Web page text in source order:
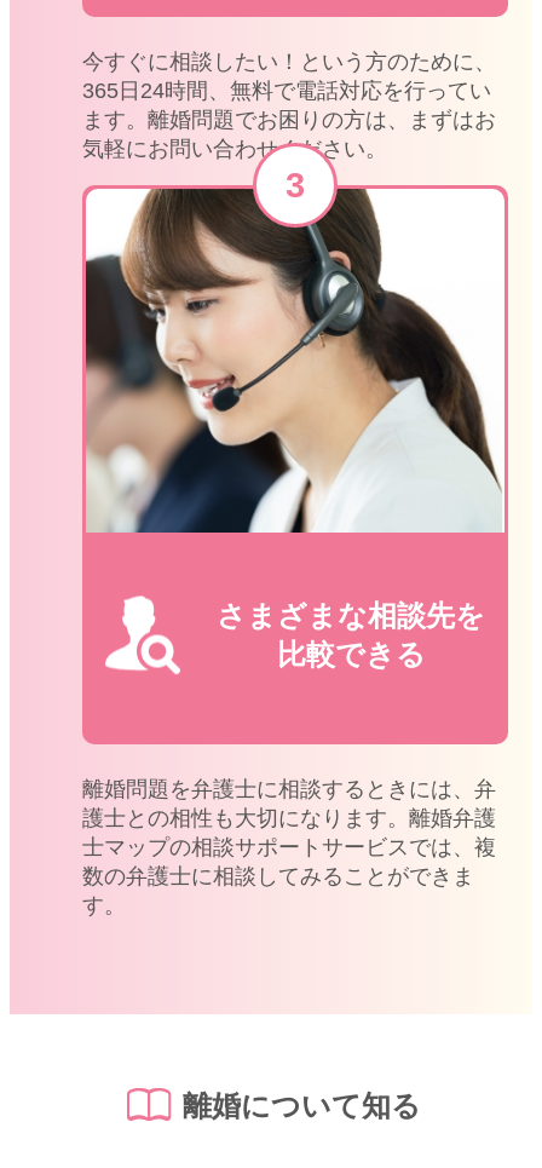
今すぐに相談したい！という方のために、
365日24時間、無料で電話対応を行ってい
ます。離婚問題でお困りの方は、まずはお
気軽にお問い合わせください。
さまざまな相談先を
比較できる
離婚問題を弁護士に相談するときには、弁
護士との相性も大切になります。離婚弁護
士マップの相談サポートサービスでは、複
数の弁護士に相談してみることができま
す。
離婚について知る